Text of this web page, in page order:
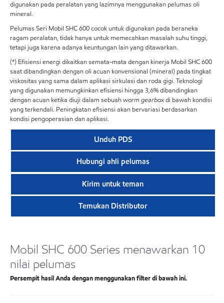
digunakan pada peralatan yang lazimnya menggunakan pelumas oli
mineral.
Pelumas Seri Mobil SHC 600 cocok untuk digunakan pada beraneka
ragam peralatan, tidak hanya untuk memecahkan masalah suhu tinggi,
tetapi juga karena adanya keuntungan lain yang ditawarkan.
(*) Efisiensi energi dikaitkan semata-mata dengan kinerja Mobil SHC 600
saat dibandingkan dengan oli acuan konvensional (mineral) pada tingkat
viskositas yang sama dalam aplikasi sirkulasi dan roda gigi. Teknologi
yang digunakan memungkinkan efisiensi hingga 3,6% dibandingkan
dengan acuan ketika diuji dalam sebuahworm gearboxdi bawah kondisi
yang terkendali. Peningkatan efisiensi akan bervariasi berdasarkan
kondisi pengoperasian dan aplikasi.
Unduh PDS
Hubungi ahli pelumas
Kirim untuk teman
Temukan Distributor
Mobil SHC 600 Series menawarkan 10
nilai pelumas
Persempit hasil Anda dengan menggunakan filter di bawah ini.